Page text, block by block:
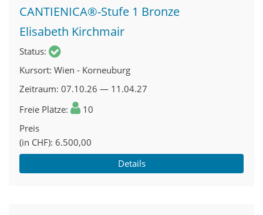
CANTIENICA®-Stufe 1 Bronze
Elisabeth Kirchmair
Status
Kursort Wien - Korneuburg
Zeitraum 07.10.26 — 11.04.27
Freie Plätze
10
Preis
(in CHF) 6.500,00
Details